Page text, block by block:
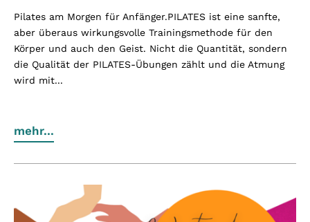
Pilates am Morgen für Anfänger.PILATES ist eine sanfte,
aber überaus wirkungsvolle Trainingsmethode für den
Körper und auch den Geist. Nicht die Quantität, sondern
die Qualität der PILATES-Übungen zählt und die Atmung
wird mit...
mehr...